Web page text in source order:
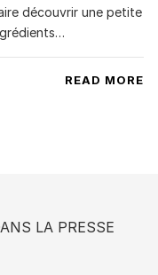
découvrir une petite
READ MORE
LA PRESSE